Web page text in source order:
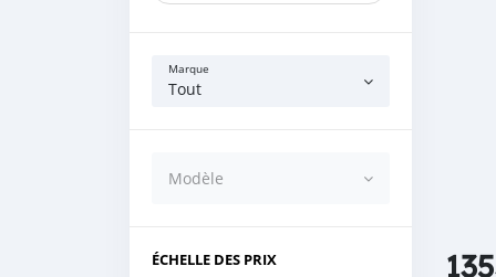
Marque
Tout
Modèle
ÉCHELLE DES PRIX